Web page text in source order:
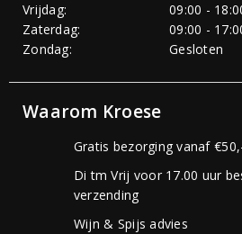
Vrijdag:
09:00 -
Zaterdag:
09:00 -
Zondag:
Gesloten
Waarom Kroese
Gratis bezorging vanaf
Di tm Vrij voor 17.00 uur
verzending
Wijn & Spijs advies